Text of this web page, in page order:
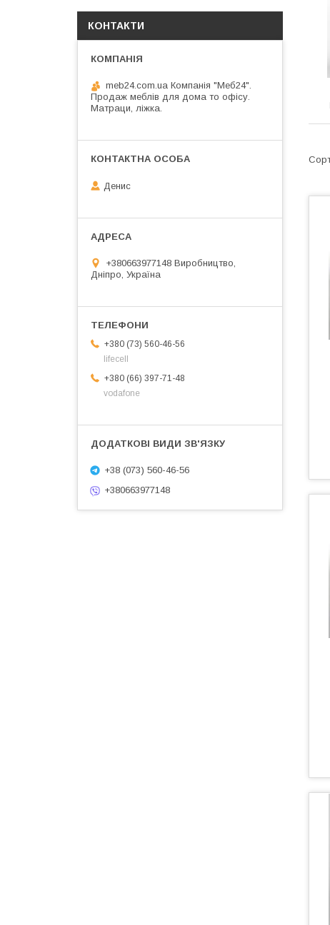
КОНТАКТИ
meb24.com.ua Компанія "Меб24".
Продаж меблів для дома то офісу.
Матраци, ліжка.
Денис
+380663977148 Виробництво,
Дніпро, Україна
+380 (73) 560-46-56
lifecell
+380 (66) 397-71-48
vodafone
+38 (073) 560-46-56
+380663977148